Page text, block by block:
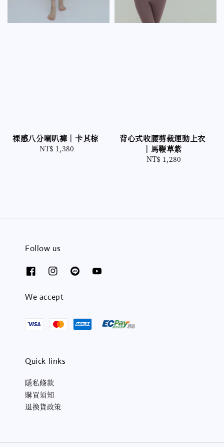
裸感八分喇叭褲｜卡其棕
Regular
NT$ 1,380
背心式收腰剪裁運動上衣
｜馬鞭草紫
Regular
NT$ 1,280
Follow us
We accept
Quick links
隱私條款
購買須知
退換貨政策